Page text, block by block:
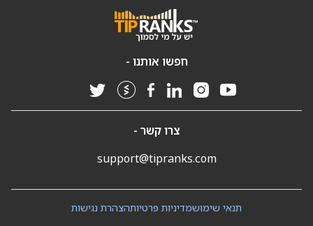
חפשו אותנו -
צרו קשר -
support@tipranks.com
הצהרת נגישותמדיניות פרטיותתנאי שימוש